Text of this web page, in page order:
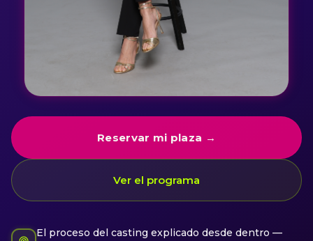
Reservar mi plaza →
Ver el programa
El proceso del casting explicado desde dentro —